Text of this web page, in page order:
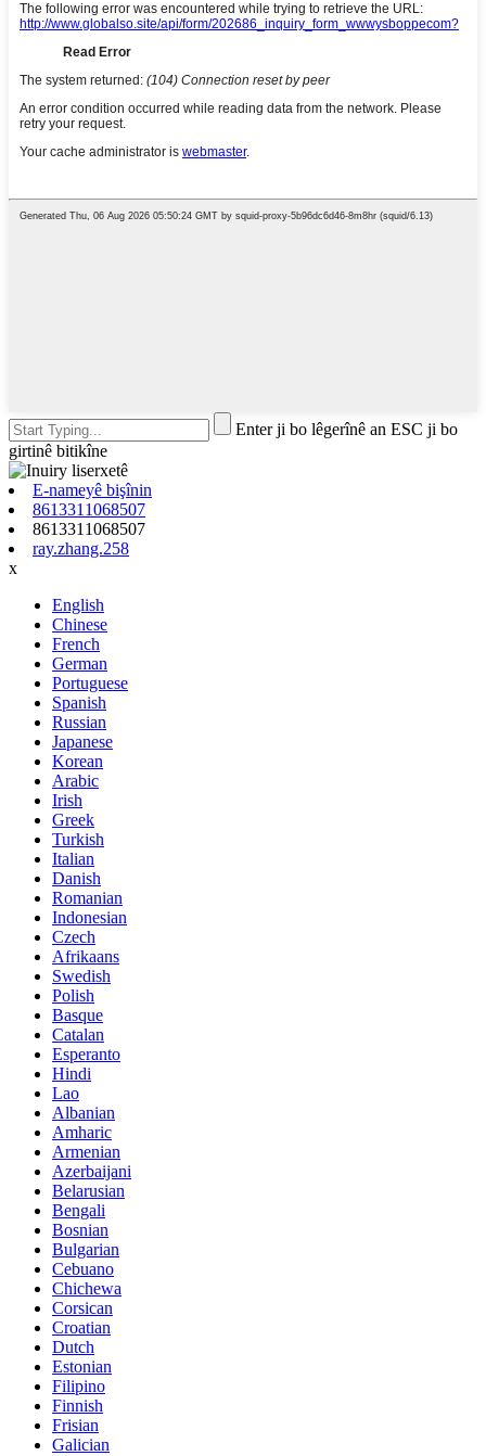
Enter ji bo lêgerînê an ESC ji bo
girtinê bitikîne
E-nameyê bişînin
8613311068507
8613311068507
ray.zhang.258
x
English
Chinese
French
German
Portuguese
Spanish
Russian
Japanese
Korean
Arabic
Irish
Greek
Turkish
Italian
Danish
Romanian
Indonesian
Czech
Afrikaans
Swedish
Polish
Basque
Catalan
Esperanto
Hindi
Lao
Albanian
Amharic
Armenian
Azerbaijani
Belarusian
Bengali
Bosnian
Bulgarian
Cebuano
Chichewa
Corsican
Croatian
Dutch
Estonian
Filipino
Finnish
Frisian
Galician